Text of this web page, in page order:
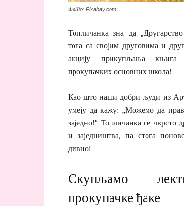
Фото: Pixabay.com
Топличанка зна да
тога са својим друговима и
акцију прикупљања књига
прокупачких основних школа!
Као што наши добри људи из
умеју да кажу: „Можемо да
заједно!“ Топличанка се чврсто
и заједништва, па стога
дивно!
Скупљамо
прокупачке ђаке